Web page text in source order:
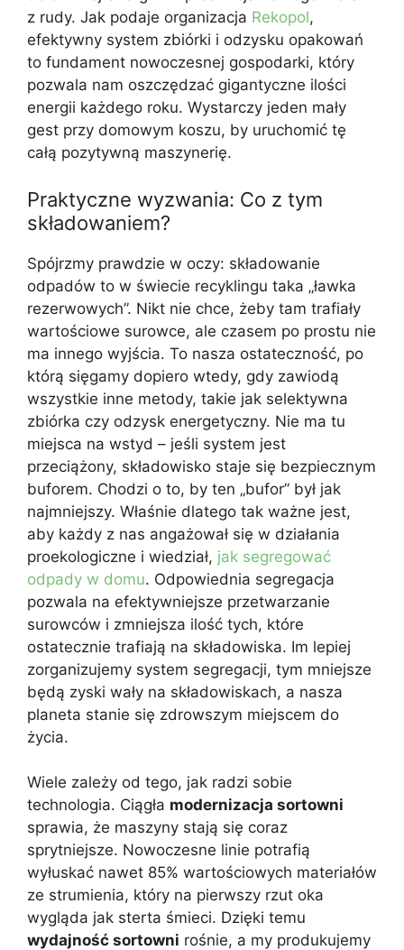
z rudy. Jak podaje organizacja Rekopol,
efektywny system zbiórki i odzysku opakowań
to fundament nowoczesnej gospodarki, który
pozwala nam oszczędzać gigantyczne ilości
energii każdego roku. Wystarczy jeden mały
gest przy domowym koszu, by uruchomić tę
całą pozytywną maszynerię.
Praktyczne wyzwania: Co z tym
składowaniem?
Spójrzmy prawdzie w oczy: składowanie
odpadów to w świecie recyklingu taka „ławka
rezerwowych”. Nikt nie chce, żeby tam trafiały
wartościowe surowce, ale czasem po prostu nie
ma innego wyjścia. To nasza ostateczność, po
którą sięgamy dopiero wtedy, gdy zawiodą
wszystkie inne metody, takie jak selektywna
zbiórka czy odzysk energetyczny. Nie ma tu
miejsca na wstyd – jeśli system jest
przeciążony, składowisko staje się bezpiecznym
buforem. Chodzi o to, by ten „bufor” był jak
najmniejszy. Właśnie dlatego tak ważne jest,
aby każdy z nas angażował się w działania
proekologiczne i wiedział, jak segregować
odpady w domu. Odpowiednia segregacja
pozwala na efektywniejsze przetwarzanie
surowców i zmniejsza ilość tych, które
ostatecznie trafiają na składowiska. Im lepiej
zorganizujemy system segregacji, tym mniejsze
będą zyski wały na składowiskach, a nasza
planeta stanie się zdrowszym miejscem do
życia.
Wiele zależy od tego, jak radzi sobie
technologia. Ciągła modernizacja sortowni
sprawia, że maszyny stają się coraz
sprytniejsze. Nowoczesne linie potrafią
wyłuskać nawet 85% wartościowych materiałów
ze strumienia, który na pierwszy rzut oka
wygląda jak sterta śmieci. Dzięki temu
wydajność sortowni rośnie, a my produkujemy